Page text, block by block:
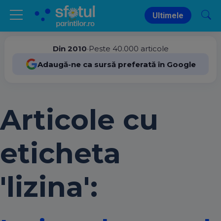
Ultimele
Din 2010•Peste 40.000 articole
Adaugă-ne ca sursă preferată în Google
Articole cu
eticheta
'lizina':